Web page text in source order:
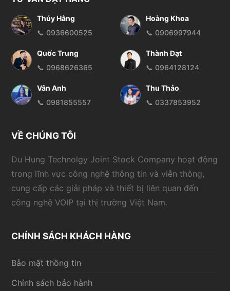
Thúy Hằng
📞 0936600525
Hoàng Khoa
📞 0906997944
Quốc Trung
📞 0968626365
Thành Đạt
📞 0964128124
Vân Anh
📞 0981855557
Thu Thảo
📞 0337853952
VỀ CHÚNG TÔI
Du Hung Technolgy Joint Stock Company hoạt động
trong lĩnh vực công nghệ thông tin và viễn thông,
cung cấp các giải pháp và thiết bị liên quan đến
công nghệ VOIP tại thị trường Việt Nam.
CHÍNH SÁCH KHÁCH HÀNG
Bảo mật thông tin
Chính sách bảo hành